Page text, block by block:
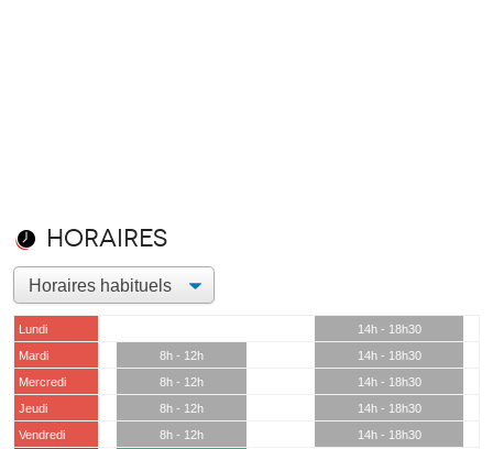
Horaires
Lundi
14h - 18h30
Mardi
8h - 12h
14h - 18h30
Mercredi
8h - 12h
14h - 18h30
Jeudi
8h - 12h
14h - 18h30
Vendredi
8h - 12h
14h - 18h30